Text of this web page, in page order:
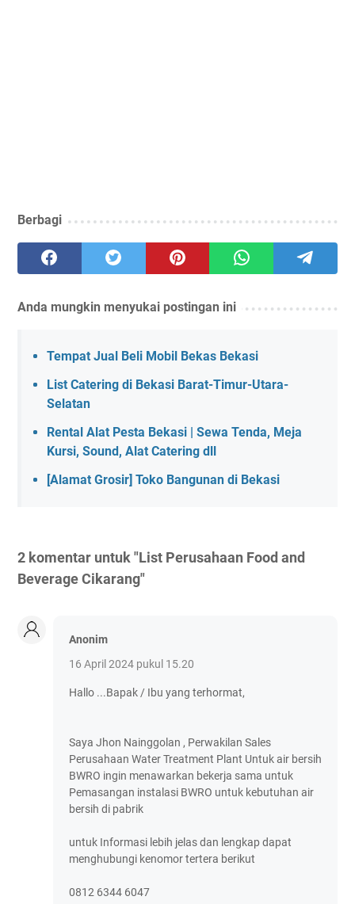
Berbagi
Anda mungkin menyukai postingan ini
Tempat Jual Beli Mobil Bekas Bekasi
List Catering di Bekasi Barat-Timur-Utara-
Selatan
Rental Alat Pesta Bekasi | Sewa Tenda, Meja
Kursi, Sound, Alat Catering dll
[Alamat Grosir] Toko Bangunan di Bekasi
2 komentar untuk "List Perusahaan Food and
Beverage Cikarang"
Anonim
16 April 2024 pukul 15.20
Hallo ...Bapak / Ibu yang terhormat,
Saya Jhon Nainggolan , Perwakilan Sales
Perusahaan Water Treatment Plant Untuk air bersih
BWRO ingin menawarkan bekerja sama untuk
Pemasangan instalasi BWRO untuk kebutuhan air
bersih di pabrik
untuk Informasi lebih jelas dan lengkap dapat
menghubungi kenomor tertera berikut
0812 6344 6047